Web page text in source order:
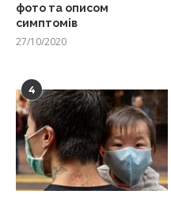
фото та описом
симптомів
27/10/2020
4